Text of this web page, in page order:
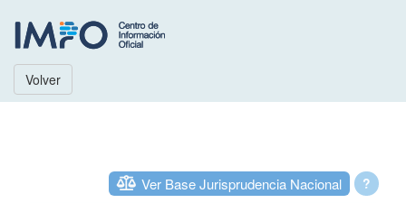
Volver
?
Ver Base Jurisprudencia Nacional